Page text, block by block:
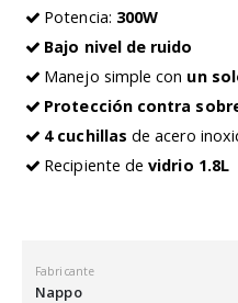
Potencia: 300W
Bajo nivel de ruido
Manejo simple con un
Protección contra
4 cuchillas de acero
Recipiente devidrio 1.8L
Fabricante
Nappo